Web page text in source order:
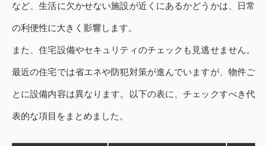
など、生活に欠かせない施設が近くにあるかどうかは、日常
の利便性に大きく影響します。
また、住宅設備やセキュリティのチェックも見逃せません。
最近の住宅では省エネや防犯対策が進んでいますが、物件ご
とに設備内容は異なります。以下の表に、チェックすべき代
表的な項目をまとめました。